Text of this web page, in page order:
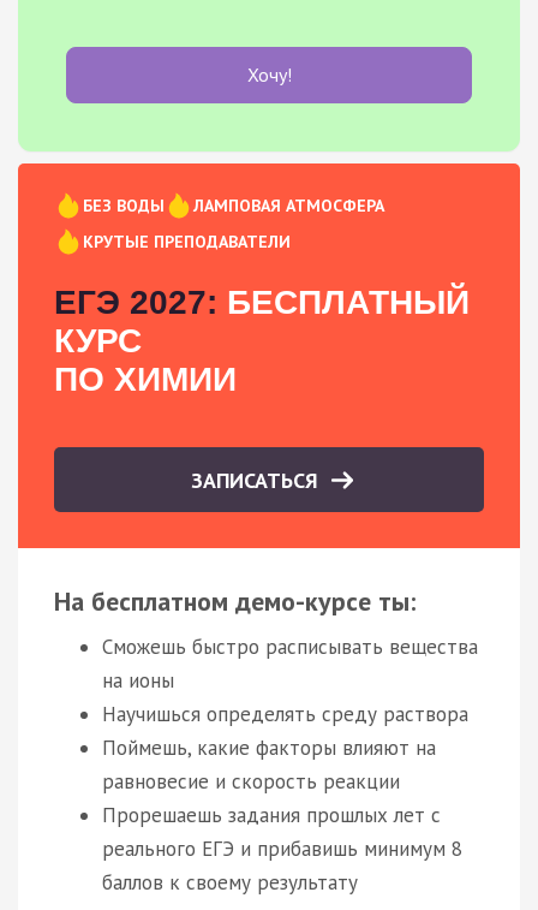
Хочу!
БЕЗ ВОДЫ
ЛАМПОВАЯ АТМОСФЕРА
КРУТЫЕ ПРЕПОДАВАТЕЛИ
ЕГЭ 2027: БЕСПЛАТНЫЙ
КУРС
ПО ХИМИИ
ЗАПИСАТЬСЯ
На бесплатном демо-курсе ты:
Сможешь быстро расписывать вещества
на ионы
Научишься определять среду раствора
Поймешь, какие факторы влияют на
равновесие и скорость реакции
Прорешаешь задания прошлых лет с
реального ЕГЭ и прибавишь минимум 8
баллов к своему результату